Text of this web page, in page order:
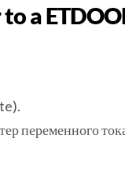
a
переменного